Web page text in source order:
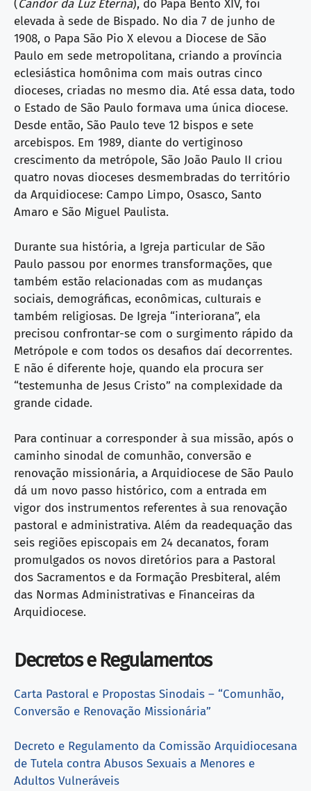
(Candor da Luz Eterna), do Papa Bento XIV, foi
elevada à sede de Bispado. No dia 7 de junho de
1908, o Papa São Pio X elevou a Diocese de São
Paulo em sede metropolitana, criando a província
eclesiástica homônima com mais outras cinco
dioceses, criadas no mesmo dia. Até essa data, todo
o Estado de São Paulo formava uma única diocese.
Desde então, São Paulo teve 12 bispos e sete
arcebispos. Em 1989, diante do vertiginoso
crescimento da metrópole, São João Paulo II criou
quatro novas dioceses desmembradas do território
da Arquidiocese: Campo Limpo, Osasco, Santo
Amaro e São Miguel Paulista.
Durante sua história, a Igreja particular de São
Paulo passou por enormes transformações, que
também estão relacionadas com as mudanças
sociais, demográficas, econômicas, culturais e
também religiosas. De Igreja “interiorana”, ela
precisou confrontar-se com o surgimento rápido da
Metrópole e com todos os desafios daí decorrentes.
E não é diferente hoje, quando ela procura ser
“testemunha de Jesus Cristo” na complexidade da
grande cidade.
Para continuar a corresponder à sua missão, após o
caminho sinodal de comunhão, conversão e
renovação missionária, a Arquidiocese de São Paulo
dá um novo passo histórico, com a entrada em
vigor dos instrumentos referentes à sua renovação
pastoral e administrativa. Além da readequação das
seis regiões episcopais em 24 decanatos, foram
promulgados os novos diretórios para a Pastoral
dos Sacramentos e da Formação Presbiteral, além
das Normas Administrativas e Financeiras da
Arquidiocese.
Decretos e Regulamentos
Carta Pastoral e Propostas Sinodais – “Comunhão,
Conversão e Renovação Missionária”
Decreto e Regulamento da Comissão Arquidiocesana
de Tutela contra Abusos Sexuais a Menores e
Adultos Vulneráveis